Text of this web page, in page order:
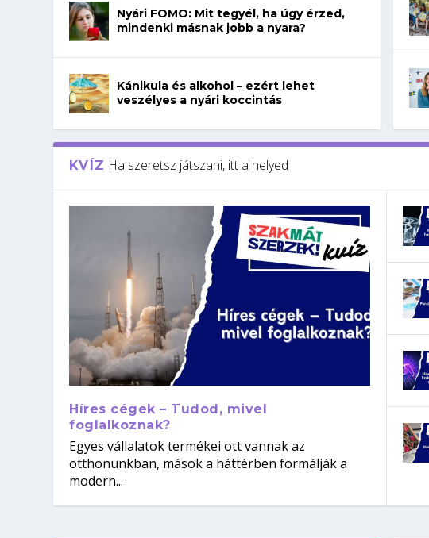
Nyári FOMO: Mit tegyél, ha úgy érzed,
mindenki másnak jobb a nyara?
Kánikula és alkohol – ezért lehet
veszélyes a nyári koccintás
KVÍZ Ha szeretsz játszani, itt a helyed
Híres cégek – Tudod, mivel
foglalkoznak?
Egyes vállalatok termékei ott vannak az
otthonunkban, mások a háttérben formálják a
modern...